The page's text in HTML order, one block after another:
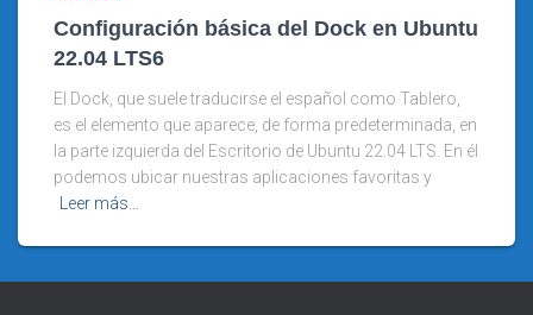
Configuración básica del Dock en Ubuntu
22.04 LTS6
El Dock, que suele traducirse el español como Tablero,
es el elemento que aparece, de forma predeterminada, en
la parte izquierda del Escritorio de Ubuntu 22.04 LTS. En él
podemos ubicar nuestras aplicaciones favoritas y
Leer más…